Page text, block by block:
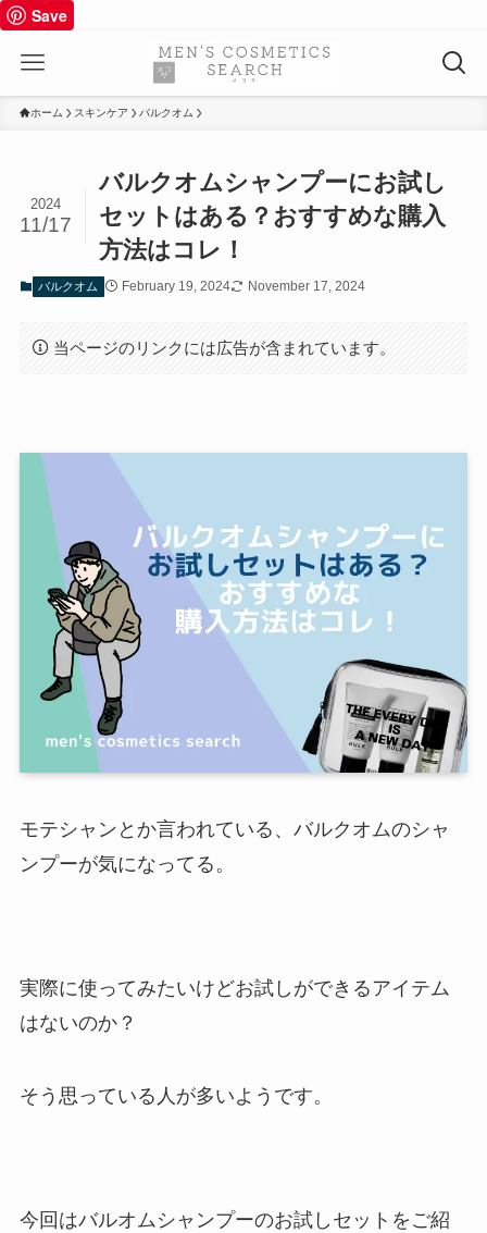
Save
ホーム スキンケア バルクオム
バルクオムシャンプーにお試し
セットはある？おすすめな購入
方法はコレ！
2024
11/17
バルクオム February 19, 2024 November 17, 2024
当ページのリンクには広告が含まれています。
モテシャンとか言われている、バルクオムのシャ
ンプーが気になってる。
実際に使ってみたいけどお試しができるアイテム
はないのか？
そう思っている人が多いようです。
今回はバルオムシャンプーのお試しセットをご紹